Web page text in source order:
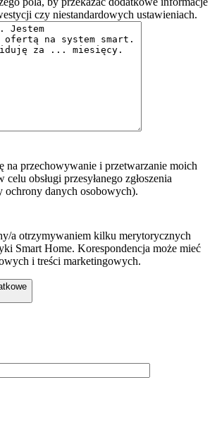
czy niestandardowych ustawieniach.
na przechowywanie i przetwarzanie moich
obsługi przesyłanego zgłoszenia
ochrony danych osobowych).
a otrzymywaniem kilku merytorycznych
Smart Home. Korespondencja może mieć
i treści marketingowych.